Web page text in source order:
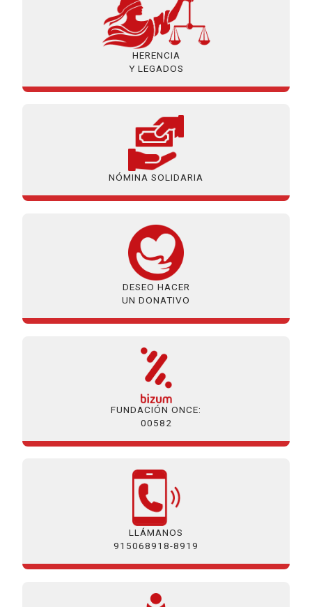
HERENCIA
Y LEGADOS
NÓMINA SOLIDARIA
DESEO HACER
UN DONATIVO
FUNDACIÓN ONCE:
00582
LLÁMANOS
915068918-8919